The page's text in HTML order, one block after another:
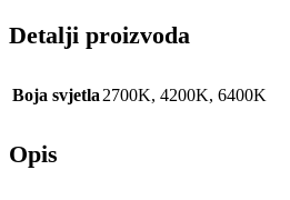
Detalji proizvoda
Boja svjetla 2700K, 4200K, 6400K
Opis